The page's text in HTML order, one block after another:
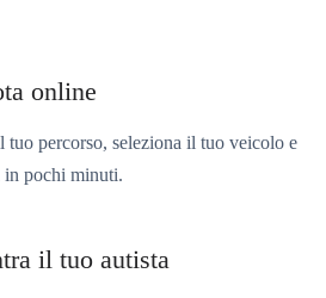
online
tuo percorso, seleziona il tuo veicolo e
in pochi minuti.
il tuo autista